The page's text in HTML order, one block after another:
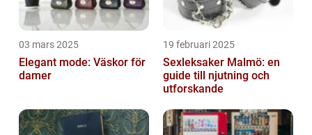
03 mars 2025
Elegant mode: Väskor för
damer
19 februari 2025
Sexleksaker Malmö: en
guide till njutning och
utforskande